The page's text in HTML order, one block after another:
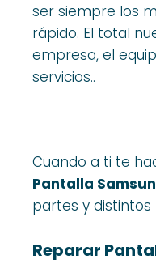
ser siempre los
rápido. El total
empresa, el
servicios..
Cuando a ti te
Pantalla
partes y distintos
Reparar